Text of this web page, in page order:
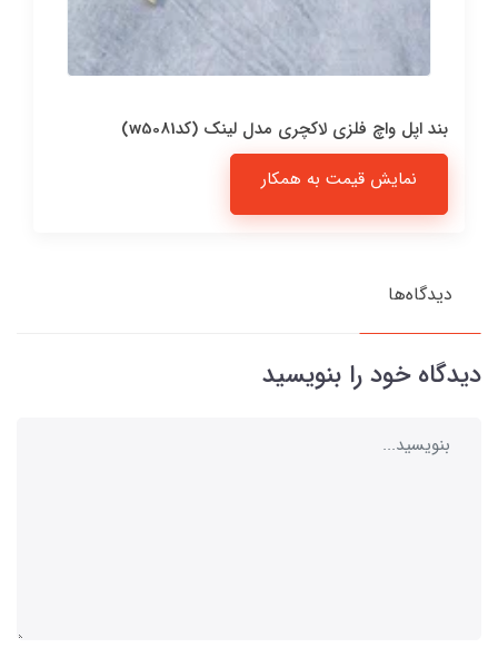
بند اپل واچ فلزی لاکچری مدل لینک (کدw5081)
نمایش قیمت به همکار
دیدگاه‌ها
دیدگاه خود را بنویسید